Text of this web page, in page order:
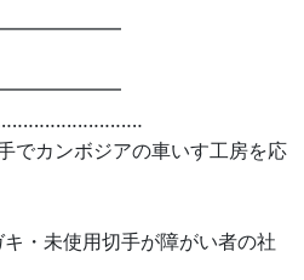
でカンボジアの車いす工房を応
・未使用切手が障がい者の社